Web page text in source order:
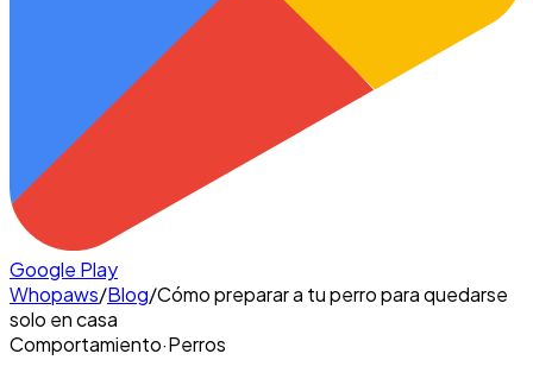
Google Play
Whopaws/Blog/Cómo preparar a tu perro para quedarse
solo en casa
Comportamiento·Perros